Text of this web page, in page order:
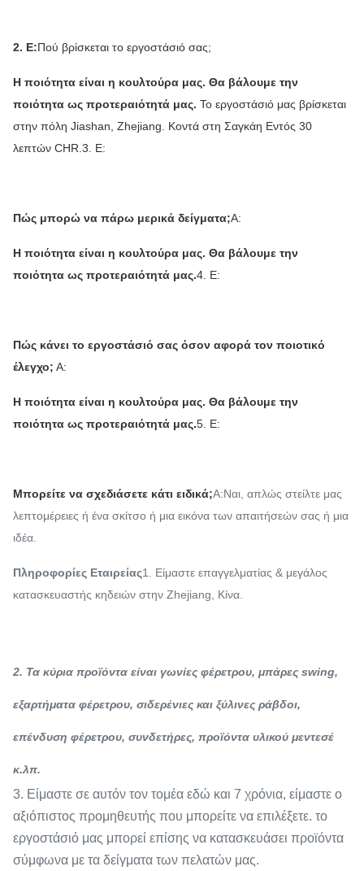
2. Ε:Πού βρίσκεται το εργοστάσιό σας;
Η ποιότητα είναι η κουλτούρα μας. Θα βάλουμε την
ποιότητα ως προτεραιότητά μας. Το εργοστάσιό μας βρίσκεται
στην πόλη Jiashan, Zhejiang. Κοντά στη Σαγκάη Εντός 30
λεπτών CHR. 3. Ε:
Πώς μπορώ να πάρω μερικά δείγματα;Α:
Η ποιότητα είναι η κουλτούρα μας. Θα βάλουμε την
ποιότητα ως προτεραιότητά μας.4. Ε:
Πώς κάνει το εργοστάσιό σας όσον αφορά τον ποιοτικό
έλεγχο; Α:
Η ποιότητα είναι η κουλτούρα μας. Θα βάλουμε την
ποιότητα ως προτεραιότητά μας.5. Ε:
Μπορείτε να σχεδιάσετε κάτι ειδικά;Α:Ναι, απλώς στείλτε μας
λεπτομέρειες ή ένα σκίτσο ή μια εικόνα των απαιτήσεών σας ή μια
ιδέα.
Πληροφορίες Εταιρείας1. Είμαστε επαγγελματίας & μεγάλος
κατασκευαστής κηδειών στην Zhejiang, Κίνα.
2. Τα κύρια προϊόντα είναι γωνίες φέρετρου, μπάρες swing,
εξαρτήματα φέρετρου, σιδερένιες και ξύλινες ράβδοι,
επένδυση φέρετρου, συνδετήρες, προϊόντα υλικού μεντεσέ
κ.λπ.
3. Είμαστε σε αυτόν τον τομέα εδώ και 7 χρόνια, είμαστε ο
αξιόπιστος προμηθευτής που μπορείτε να επιλέξετε. το
εργοστάσιό μας μπορεί επίσης να κατασκευάσει προϊόντα
σύμφωνα με τα δείγματα των πελατών μας.